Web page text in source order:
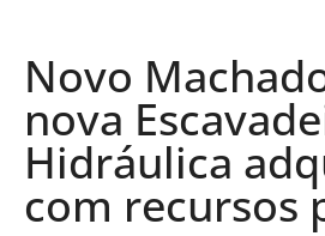
Novo
nova
Hidráulica
com recursos